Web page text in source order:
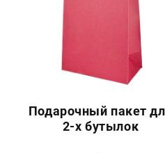
Подарочный пакет
2-х бутылок